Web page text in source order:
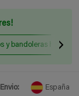
y bandoleras hombre
Envio: España